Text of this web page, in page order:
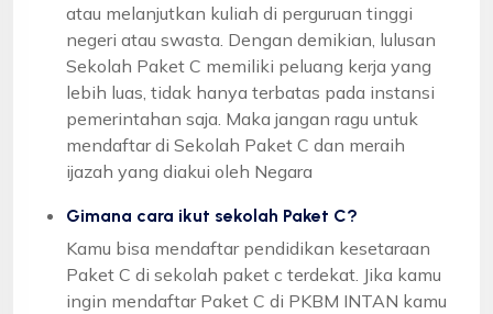
atau melanjutkan kuliah di perguruan tinggi
negeri atau swasta. Dengan demikian, lulusan
Sekolah Paket C memiliki peluang kerja yang
lebih luas, tidak hanya terbatas pada instansi
pemerintahan saja. Maka jangan ragu untuk
mendaftar di Sekolah Paket C dan meraih
ijazah yang diakui oleh Negara
Gimana cara ikut sekolah Paket C?
Kamu bisa mendaftar pendidikan kesetaraan
Paket C di sekolah paket c terdekat. Jika kamu
ingin mendaftar Paket C di PKBM INTAN kamu